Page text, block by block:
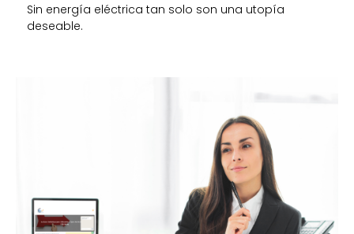
Sin energía eléctrica tan solo son una utopía
deseable.